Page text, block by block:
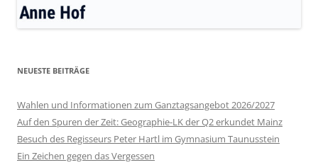
NEUESTE BEITRÄGE
Wahlen und Informationen zum Ganztagsangebot 2026/2027
Auf den Spuren der Zeit: Geographie-LK der Q2 erkundet Mainz
Besuch des Regisseurs Peter Hartl im Gymnasium Taunusstein
Ein Zeichen gegen das Vergessen